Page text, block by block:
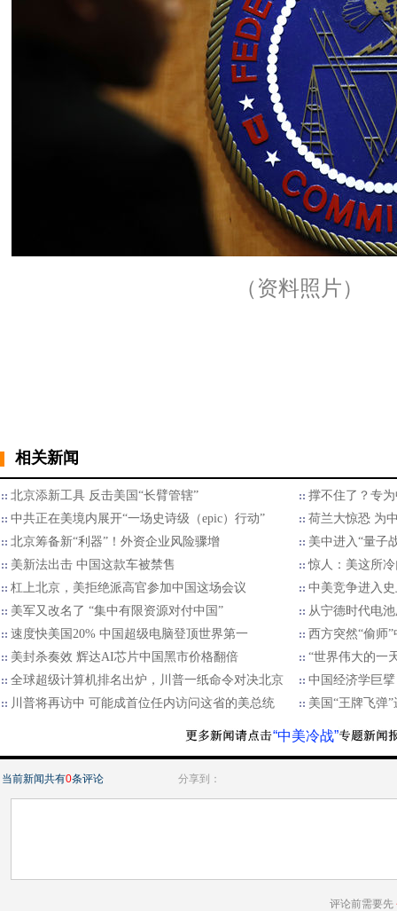
（资料照片）
相关新闻
北京添新工具 反击美国“长臂管辖”
撑不住了？专
中共正在美境内展开“一场史诗级（epic）行动”
荷兰大惊恐 为
北京筹备新“利器”！外资企业风险骤增
美中进入“量子
美新法出击 中国这款车被禁售
惊人：美这所
杠上北京，美拒绝派高官参加中国这场会议
中美竞争进入
美军又改名了 “集中有限资源对付中国”
从宁德时代电
速度快美国20% 中国超级电脑登顶世界第一
西方突然“偷师
美封杀奏效 辉达AI芯片中国黑市价格翻倍
“世界伟大的一
全球超级计算机排名出炉，川普一纸命令对决北京
中国经济学巨
川普将再访中 可能成首位任内访问这省的美总统
美国“王牌飞弹
“中美冷战”
当前新闻共有0条评论 分享到：
评论前需要先